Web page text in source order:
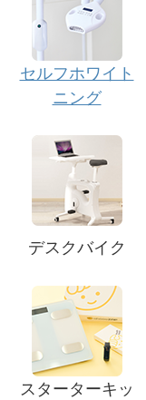
セルフホワイト
ニング
デスクバイク
スターターキッ